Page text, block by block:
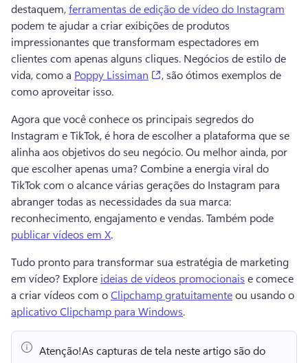
destaquem, ferramentas de edição de vídeo do Instagram
podem te ajudar a criar exibições de produtos
impressionantes que transformam espectadores em
clientes com apenas alguns cliques. Negócios de estilo de
vida, como a Poppy Lissiman (opens in a new tab)
, são ótimos exemplos de
como aproveitar isso.
Agora que você conhece os principais segredos do
Instagram e TikTok, é hora de escolher a plataforma que se
alinha aos objetivos do seu negócio. Ou melhor ainda, por
que escolher apenas uma? Combine a energia viral do
TikTok com o alcance várias gerações do Instagram para
abranger todas as necessidades da sua marca:
reconhecimento, engajamento e vendas. Também pode
publicar vídeos em X.
Tudo pronto para transformar sua estratégia de marketing
em vídeo? Explore ideias de vídeos promocionais e comece
a criar vídeos com o Clipchamp gratuitamente ou usando o
aplicativo Clipchamp para Windows.
Atenção!